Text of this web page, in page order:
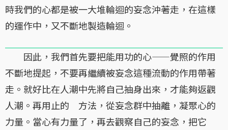
時我們的心都是被一大堆輪迴的妄念沖著走，在這樣
的運作中，又不斷地製造輪迴。
因此，我們首先要把能用功的心——覺照的作用
不斷地提起，不要再繼續被妄念這種流動的作用帶著
走。就好比在人潮中先將自己抽身出來，才能夠返觀
人潮。再用止的 方法，從妄念群中抽離，凝聚心的
力量。當心有力量了，再去觀察自己的妄念，把它